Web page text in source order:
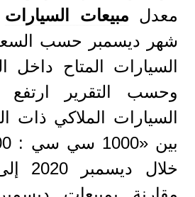
معدل مبيعات السيارات
شهر ديسمبر حسب السعة
السيارات المتاح داخل
وحسب التقرير
السيارات الملاكي ذات